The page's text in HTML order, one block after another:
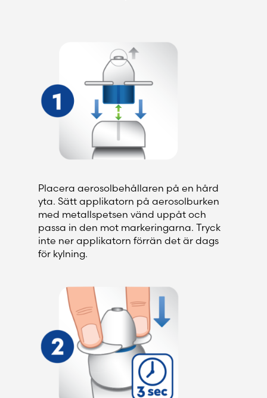
Placera aerosolbehållaren på en hård
yta. Sätt applikatorn på aerosolburken
med metallspetsen vänd uppåt och
passa in den mot markeringarna. Tryck
inte ner applikatorn förrän det är dags
för kylning.